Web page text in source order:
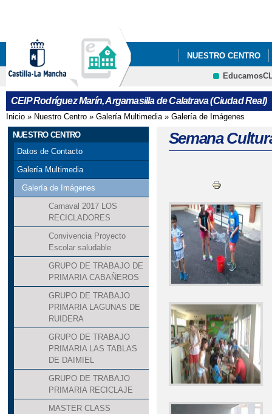
NUESTRO CENTRO
ADMISIÓN DE
PREMIOS
SEMANA CULTURAL
CEIP Rodríguez Marín, Argamasilla de Calatrava (Ciudad Real)
Se encuentra usted aquí
Inicio » Nuestro Centro » Galería Multimedia» Galería de Imágenes
NUESTRO CENTRO
Datos de Contacto
Galería Multimedia
Galería de Imágenes
Carnaval 2017 LOS
RECICLADORES
Convivencia Proyecto
Escolar saludable
GRUPO DE TRABAJO DE
PRIMARIA CABAÑEROS
GRUPO DE TRABAJO
PRIMARIA LAGUNAS DE
RUIDERA
GRUPO DE TRABAJO
PRIMARIA LAS TABLAS
DE DAIMIEL
GRUPO DE TRABAJO
PRIMARIA RECICLAJE
MASTER CLASS
Semana